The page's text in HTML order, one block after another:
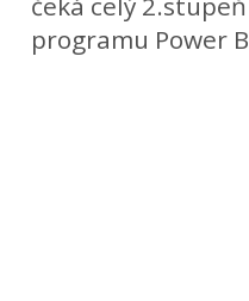
programu Power